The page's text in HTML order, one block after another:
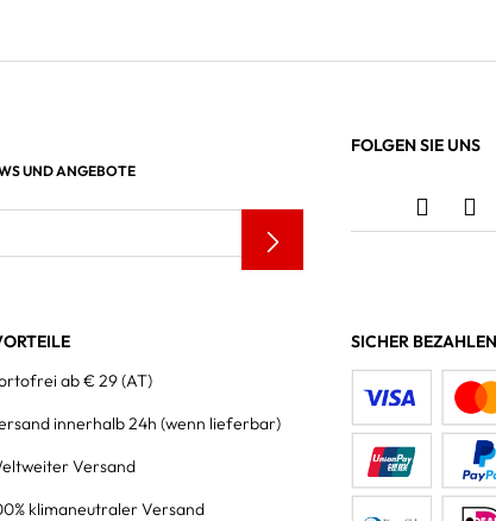
UND ANGEBOTE
FOLGEN SIE UNS
ab € 29 (AT)
innerhalb 24h (wenn lieferbar)
Versand
klimaneutraler Versand
SICHER BEZAHLEN